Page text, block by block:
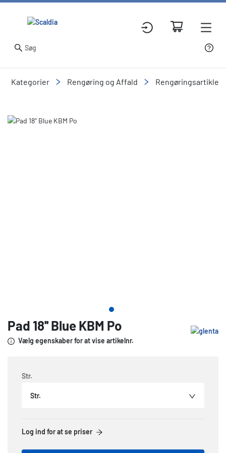
Kategorier Rengøring og Affald Rengøringsartikler
Slide 1 of 1
Pad 18'' Blue KBM Po
Vælg egenskaber for at vise artikelnr.
Str.
Str.
Log ind for at se priser